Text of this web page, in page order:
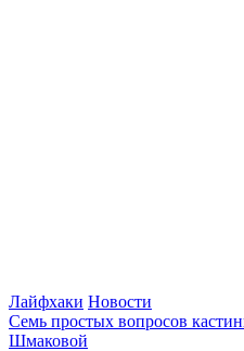
Лайфхаки Новости
Семь простых вопросов
Шмаковой